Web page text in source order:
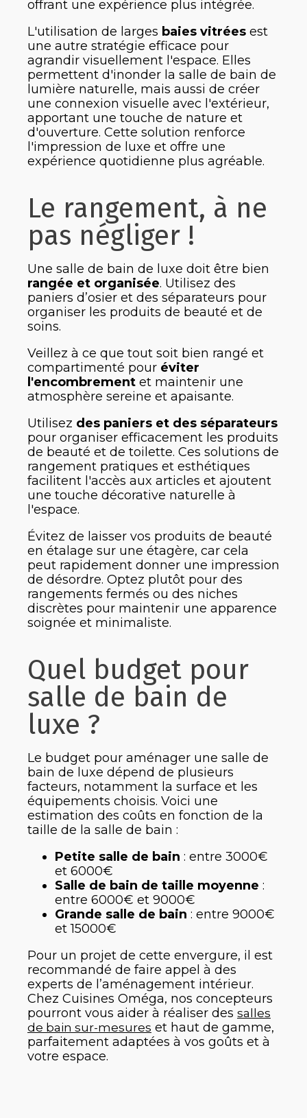
offrant une expérience plus intégrée.
L'utilisation de larges baies vitrées est
une autre stratégie efficace pour
agrandir visuellement l'espace. Elles
permettent d'inonder la salle de bain de
lumière naturelle, mais aussi de créer
une connexion visuelle avec l'extérieur,
apportant une touche de nature et
d'ouverture. Cette solution renforce
l'impression de luxe et offre une
expérience quotidienne plus agréable.
Le rangement, à ne
pas négliger !
Une salle de bain de luxe doit être bien
rangée et organisée. Utilisez des
paniers d’osier et des séparateurs pour
organiser les produits de beauté et de
soins.
Veillez à ce que tout soit bien rangé et
compartimenté pour éviter
l'encombrement et maintenir une
atmosphère sereine et apaisante.
Utilisez des paniers et des séparateurs
pour organiser efficacement les produits
de beauté et de toilette. Ces solutions de
rangement pratiques et esthétiques
facilitent l'accès aux articles et ajoutent
une touche décorative naturelle à
l'espace.
Évitez de laisser vos produits de beauté
en étalage sur une étagère, car cela
peut rapidement donner une impression
de désordre. Optez plutôt pour des
rangements fermés ou des niches
discrètes pour maintenir une apparence
soignée et minimaliste.
Quel budget pour
salle de bain de
luxe ?
Le budget pour aménager une salle de
bain de luxe dépend de plusieurs
facteurs, notamment la surface et les
équipements choisis. Voici une
estimation des coûts en fonction de la
taille de la salle de bain :
Petite salle de bain : entre 3000€
et 6000€
Salle de bain de taille moyenne :
entre 6000€ et 9000€
Grande salle de bain : entre 9000€
et 15000€
Pour un projet de cette envergure, il est
recommandé de faire appel à des
experts de l’aménagement intérieur.
Chez Cuisines Oméga, nos concepteurs
pourront vous aider à réaliser des salles
de bain sur-mesures et haut de gamme,
parfaitement adaptées à vos goûts et à
votre espace.